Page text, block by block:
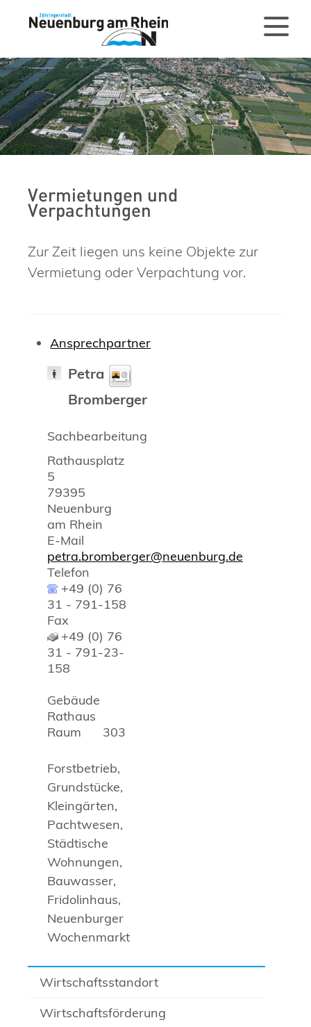
Wirtschaftsstandort
Wirtschaftsförderung
Vermietungen und
Verpachtungen
Zur Zeit liegen uns keine Objekte zur
Vermietung oder Verpachtung vor.
Ansprechpartner
Petra
Bromberger
Sachbearbeitung
Rathausplatz
5
79395
Neuenburg
am Rhein
E-Mail
petra.bromberger@neuenburg.de
Telefon
+49 (0) 76
31 - 791-158
Fax
+49 (0) 76
31 - 791-23-
158
Gebäude
Rathaus
Raum
303
Forstbetrieb,
Grundstücke,
Kleingärten,
Pachtwesen,
Städtische
Wohnungen,
Bauwasser,
Fridolinhaus,
Neuenburger
Wochenmarkt